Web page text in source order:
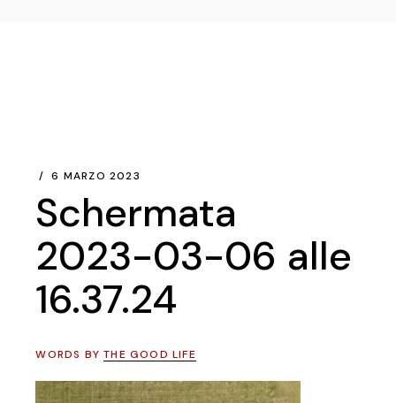
6 MARZO 2023
Schermata
2023-03-06 alle
16.37.24
WORDS BYTHE GOOD LIFE